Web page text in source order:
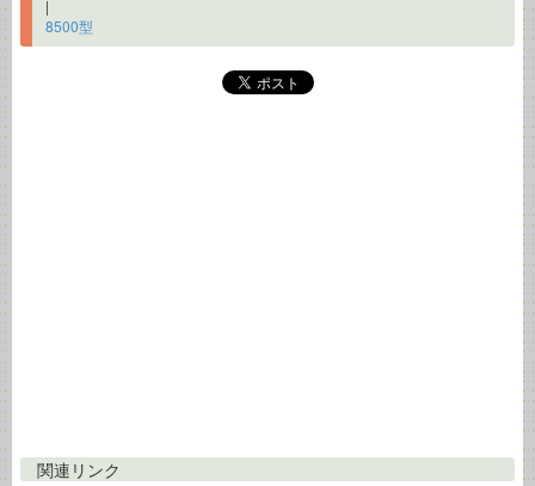
|
8500型
関連リンク